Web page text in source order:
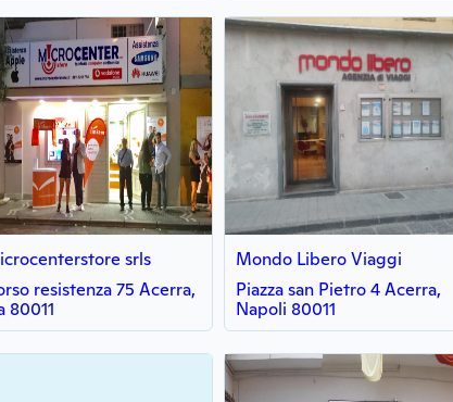
srls
resistenza 75 Acerra,
80011
Mondo Libero Viaggi
Piazza san Pietro 4 Acerra,
Napoli 80011